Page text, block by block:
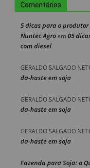
Comentários
5 dicas para o
Nuntec Agroem 05
com diesel
GERALDO SALGADO
da-haste em soja
GERALDO SALGADO
da-haste em soja
GERALDO SALGADO
da-haste em soja
Fazenda para Soja: o